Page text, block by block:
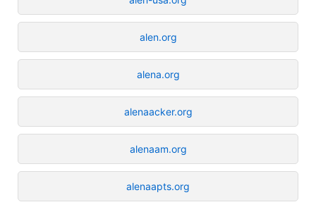
alen.org
alena.org
alenaacker.org
alenaam.org
alenaapts.org